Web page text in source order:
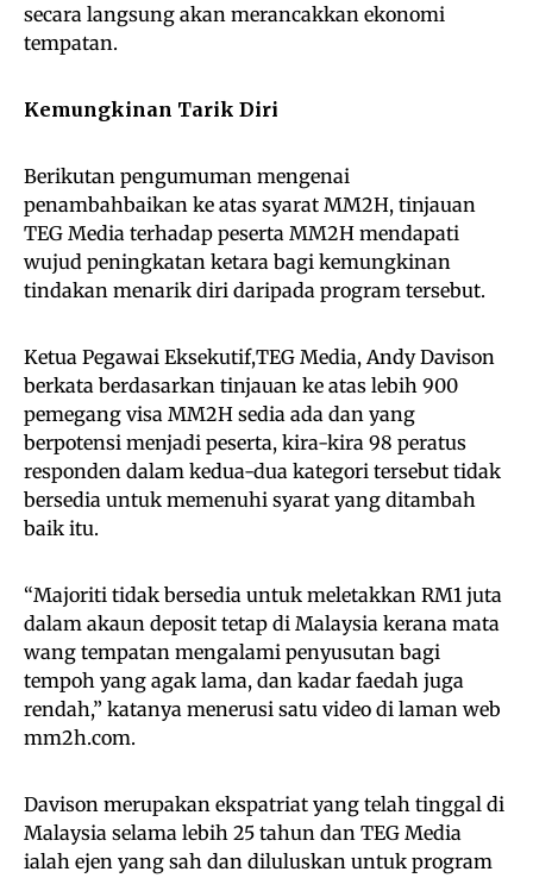
secara langsung akan merancakkan ekonomi
tempatan.
Kemungkinan Tarik Diri
Berikutan pengumuman mengenai
penambahbaikan ke atas syarat MM2H, tinjauan
TEG Media terhadap peserta MM2H mendapati
wujud peningkatan ketara bagi kemungkinan
tindakan menarik diri daripada program tersebut.
Ketua Pegawai Eksekutif,TEG Media, Andy Davison
berkata berdasarkan tinjauan ke atas lebih 900
pemegang visa MM2H sedia ada dan yang
berpotensi menjadi peserta, kira-kira 98 peratus
responden dalam kedua-dua kategori tersebut tidak
bersedia untuk memenuhi syarat yang ditambah
baik itu.
“Majoriti tidak bersedia untuk meletakkan RM1 juta
dalam akaun deposit tetap di Malaysia kerana mata
wang tempatan mengalami penyusutan bagi
tempoh yang agak lama, dan kadar faedah juga
rendah,” katanya menerusi satu video di laman web
mm2h.com.
Davison merupakan ekspatriat yang telah tinggal di
Malaysia selama lebih 25 tahun dan TEG Media
ialah ejen yang sah dan diluluskan untuk program